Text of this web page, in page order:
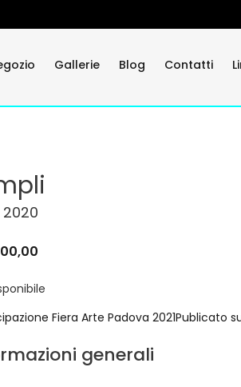
Gallerie Blog Contatti
2020
Fiera Arte Padova 2021Publicato
generali